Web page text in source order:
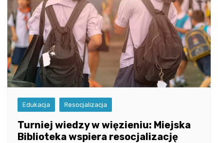
Edukacja Resocjalizacja
Turniej wiedzy w więzieniu: Miejska
Biblioteka wspiera resocjalizację